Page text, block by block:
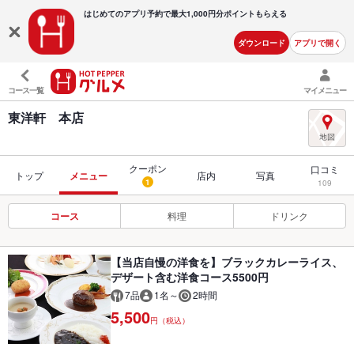
はじめてのアプリ予約で最大1,000円分ポイントもらえる
ダウンロード アプリで開く
コース一覧 マイメニュー
東洋軒 本店
トップ メニュー
クーポン
1 店内 写真 口コミ
109
コース 料理 ドリンク
【当店自慢の洋食を】ブラックカレーライス、
デザート含む洋食コース5500円
7品 1名～ 2時間
5,500円（税込）